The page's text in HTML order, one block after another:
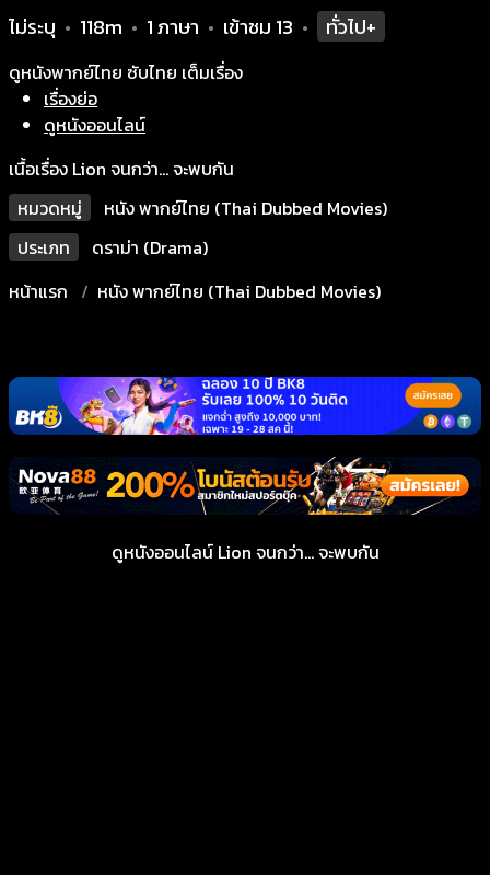
ไม่ระบุ • 118m • 1 ภาษา • เข้าชม 13 • ทั่วไป+
ดูหนังพากย์ไทย ซับไทย เต็มเรื่อง
เรื่องย่อ
ดูหนังออนไลน์
เนื้อเรื่อง Lion จนกว่า… จะพบกัน
หมวดหมู่
หนัง พากย์ไทย (Thai Dubbed Movies)
ประเภท
ดราม่า (Drama)
หน้าแรก
หนัง พากย์ไทย (Thai Dubbed Movies)
ดูหนังออนไลน์ Lion จนกว่า… จะพบกัน